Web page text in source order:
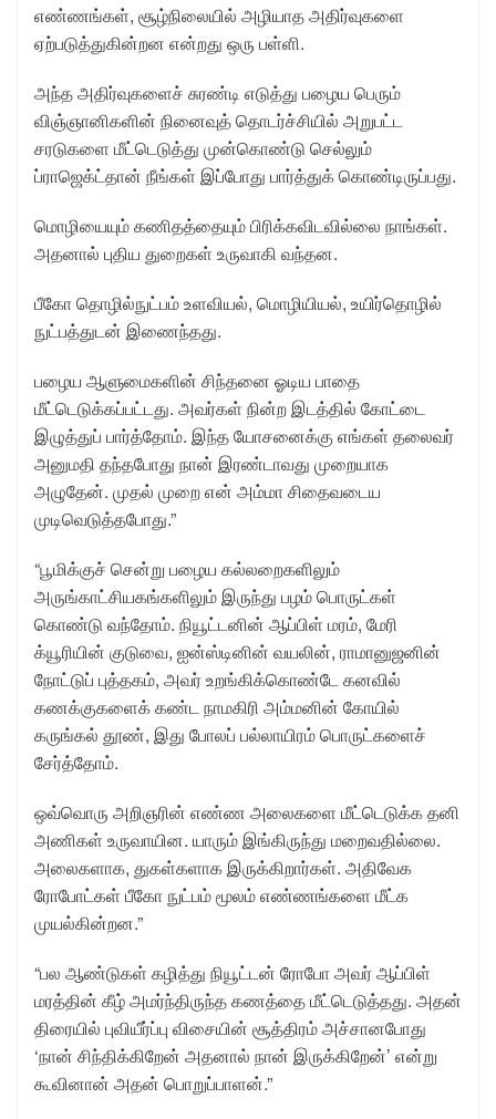
எண்ணங்கள், சூழ்நிலையில் அழியாத அதிர்வுகளை
ஏற்படுத்துகின்றன என்றது ஒரு பள்ளி.
அந்த அதிர்வுகளைச் சுரண்டி எடுத்து பழைய பெரும்
விஞ்ஞானிகளின் நினைவுத் தொடர்ச்சியில் அறுபட்ட
சரடுகளை மீட்டெடுத்து முன்கொண்டு செல்லும்
ப்ராஜெக்ட்தான் நீங்கள் இப்போது பார்த்துக் கொண்டிருப்பது.
மொழியையும் கணிதத்தையும் பிரிக்கவிடவில்லை நாங்கள்.
அதனால் புதிய துறைகள் உருவாகி வந்தன.
பீகோ தொழில்நுட்பம் உளவியல், மொழியியல், உயிர்தொழில்
நுட்பத்துடன் இணைந்தது.
பழைய ஆளுமைகளின் சிந்தனை ஓடிய பாதை
மீட்டெடுக்கப்பட்டது. அவர்கள் நின்ற இடத்தில் கோட்டை
இழுத்துப் பார்த்தோம். இந்த யோசனைக்கு எங்கள் தலைவர்
அனுமதி தந்தபோது நான் இரண்டாவது முறையாக
அழுதேன். முதல் முறை என் அம்மா சிதைவடைய
முடிவெடுத்தபோது.”
“பூமிக்குச் சென்று பழைய கல்லறைகளிலும்
அருங்காட்சியகங்களிலும் இருந்து பழம் பொருட்கள்
கொண்டு வந்தோம். நியூட்டனின் ஆப்பிள் மரம், மேரி
க்யூரியின் குடுவை, ஐன்ஸ்டினின் வயலின், ராமானுஜனின்
நோட்டுப் புத்தகம், அவர் உறங்கிக்கொண்டே கனவில்
கணக்குகளைக் கண்ட நாமகிரி அம்மனின் கோயில்
கருங்கல் தூண், இது போலப் பல்லாயிரம் பொருட்களைச்
சேர்த்தோம்.
ஒவ்வொரு அறிஞரின் எண்ண அலைகளை மீட்டெடுக்க தனி
அணிகள் உருவாயின. யாரும் இங்கிருந்து மறைவதில்லை.
அலைகளாக, துகள்களாக இருக்கிறார்கள். அதிவேக
ரோபோட்கள் பீகோ நுட்பம் மூலம் எண்ணங்களை மீட்க
முயல்கின்றன.”
“பல ஆண்டுகள் கழித்து நியூட்டன் ரோபோ அவர் ஆப்பிள்
மரத்தின் கீழ் அமர்ந்திருந்த கணத்தை மீட்டெடுத்தது. அதன்
திரையில் புவியீர்ப்பு விசையின் சூத்திரம் அச்சானபோது
‘நான் சிந்திக்கிறேன் அதனால் நான் இருக்கிறேன்’ என்று
கூவினான் அதன் பொறுப்பாளன்.”